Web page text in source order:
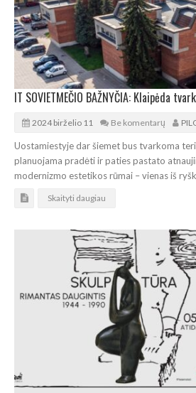
2024 birželio 11 Be komentarų
Uostamiestyje dar šiemet bus tvarkoma
planuojama pradėti ir paties pastato
modernizmo estetikos rūmai – vienas iš
Skaityti daugiau